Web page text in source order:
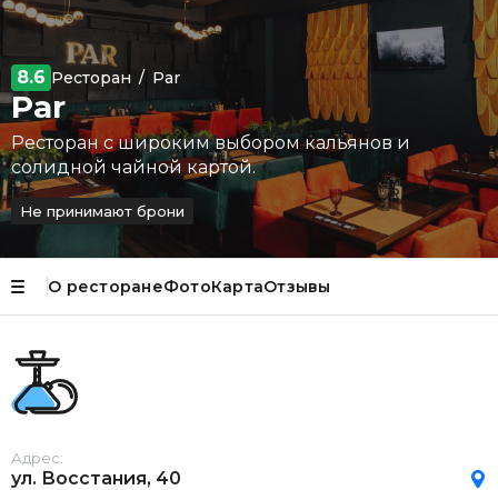
8.6 Ресторан / Par
Par
Ресторан с широким выбором кальянов и
солидной чайной картой.
Не принимают брони
О ресторанеФотоКартаОтзывы
Адрес:
ул. Восстания, 40